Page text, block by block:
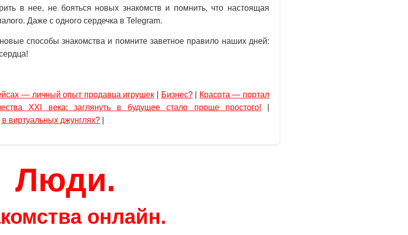
в нее, не бояться новых знакомств и помнить, что настоящая
Даже с одного сердечка в Telegram.
способы знакомства и помните заветное правило наших дней:
— личный опыт продавца игрушек Бизнес?|
Красота — портал
XXI века: заглянуть в будущее стало проще простого!
виртуальных джунглях?
Люди.
онлайн.